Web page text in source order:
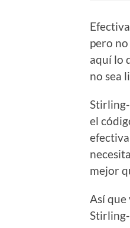
pero
aquí lo
no sea
el
mejor
Así que